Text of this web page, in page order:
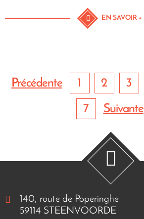
EN SAVOIR +
Précédente 1 2 3
7 Suivante
140, route de Poperinghe
59114 STEENVOORDE